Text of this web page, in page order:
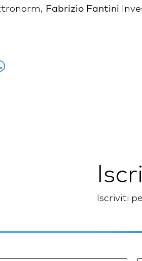
Fabrizio Fantini
Iscriviti